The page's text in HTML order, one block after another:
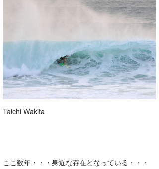
Taichi Wakita
ここ数年・・・身近な存在となっている・・・